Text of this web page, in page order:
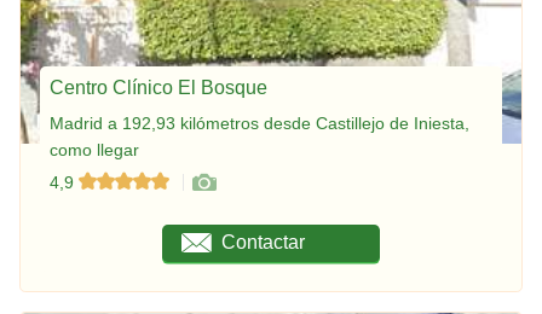
Centro Clínico El Bosque
Madrid a 192,93 kilómetros desde Castillejo de Iniesta,
como llegar
4,9
Contactar